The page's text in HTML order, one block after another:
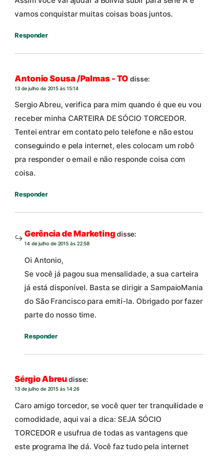
vamos conquistar muitas coisas boas juntos.
Responder
Antonio Sousa /Palmas - TO disse:
13 de julho de 2015 às 15:14
Sergio Abreu, verifica para mim quando é que eu vou
receber minha CARTEIRA DE SÓCIO TORCEDOR.
Tentei entrar em contato pelo telefone e não estou
conseguindo e pela internet, eles colocam um robô
pra responder o email e não responde coisa com
coisa.
Responder
Gerência de Marketingdisse:
14 de julho de 2015 às 22:58
Oi Antonio,
Se você já pagou sua mensalidade, a sua carteira
já está disponível. Basta se dirigir a SampaioMania
do São Francisco para emiti-la. Obrigado por fazer
parte do nosso time.
Responder
Sérgio Abreudisse:
13 de julho de 2015 às 14:26
Caro amigo torcedor, se você quer ter tranquilidade e
comodidade, aqui vai a dica: SEJA SÓCIO
TORCEDOR e usufrua de todas as vantagens que
este programa lhe dá. Você faz tudo pela internet